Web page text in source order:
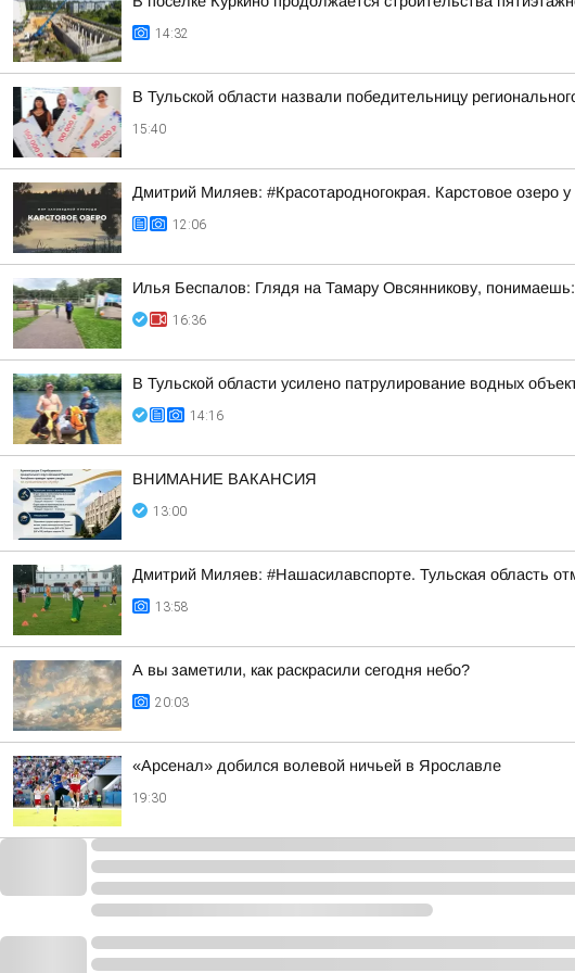
14:32
В Тульской области назвали победительницу
15:40
Дмитрий Миляев: #Красотародногокрая. Карстовое озеро
12:06
Илья Беспалов: Глядя на Тамару Овсянникову,
16:36
В Тульской области усилено патрулирование водных
14:16
ВНИМАНИЕ ВАКАНСИЯ
13:00
Дмитрий Миляев: #Нашасилавспорте. Тульская область
13:58
А вы заметили, как раскрасили сегодня небо?
20:03
«Арсенал» добился волевой ничьей в Ярославле
19:30